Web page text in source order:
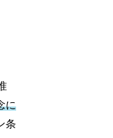
に
条